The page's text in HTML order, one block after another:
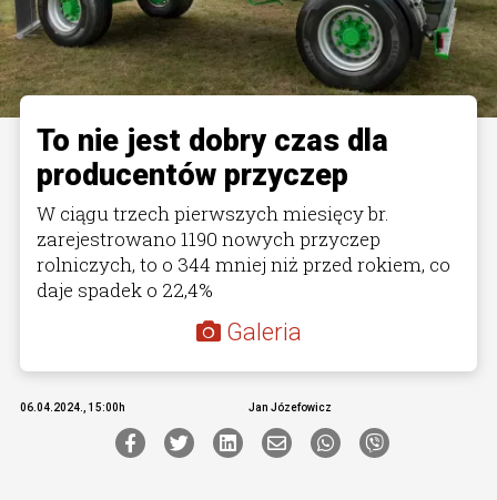
To nie jest dobry czas dla
producentów przyczep
W ciągu trzech pierwszych miesięcy br.
zarejestrowano 1190 nowych przyczep
rolniczych, to o 344 mniej niż przed rokiem, co
daje spadek o 22,4%
Galeria
06.04.2024., 15:00h Jan Józefowicz